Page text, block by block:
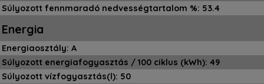
Súlyozott fennmaradó nedvességtartalom %: 53.4
Energia
Energiaosztály: A
Súlyozott energiafogyasztás / 100 ciklus (kWh): 49
Súlyozott vízfogyasztás(l): 50